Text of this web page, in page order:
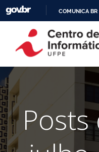
COMUNICA BR